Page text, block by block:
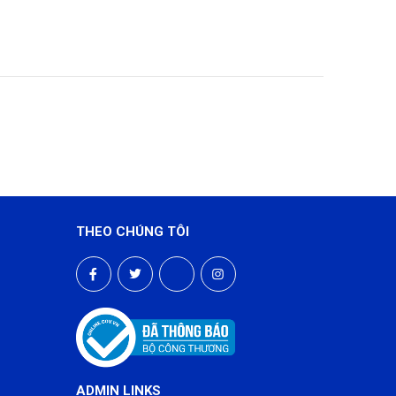
THEO CHÚNG TÔI
ADMIN LINKS